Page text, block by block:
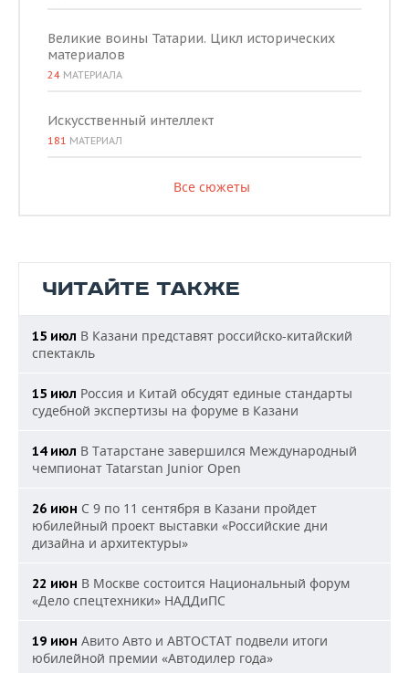
Великие воины Татарии. Цикл исторических
материалов
24 МАТЕРИАЛА
Искусственный интеллект
181 МАТЕРИАЛ
Все сюжеты
ЧИТАЙТЕ ТАКЖЕ
15 июл В Казани представят российско-китайский
спектакль
15 июл Россия и Китай обсудят единые стандарты
судебной экспертизы на форуме в Казани
14 июл В Татарстане завершился Международный
чемпионат Tatarstan Junior Open
26 июн С 9 по 11 сентября в Казани пройдет
юбилейный проект выставки «Российские дни
дизайна и архитектуры»
22 июн В Москве состоится Национальный форум
«Дело спецтехники» НАДДиПС
19 июн Авито Авто и АВТОСТАТ подвели итоги
юбилейной премии «Автодилер года»